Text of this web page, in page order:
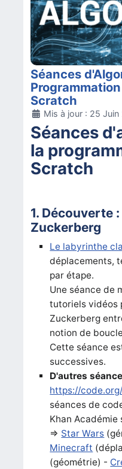
Séances
Scratch
DétailsMis à jour : 25 Juin
Séances
la
Scratch
1. Découverte
Zuckerberg
Le labyrinthe
déplacements,
par étape.
Une séance de
tutoriels vidéos
Zuckerberg
notion de
Cette séance
successives.
D'autres
https://
séances de
Khan
=> Star Wars
Minecraft
(géométrie) -